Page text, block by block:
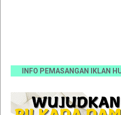
INFO PEMASANGAN IKLAN